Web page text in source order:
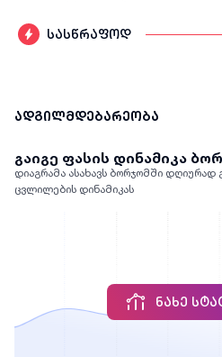
სასწრაფოდ
ადგილმდებარეობა
გაიგე ფასის დინამიკა
დიაგრამა ასახავს ბორჯომში დღიურად
ცვლილების დინამიკას
ᲜᲐᲮᲔ